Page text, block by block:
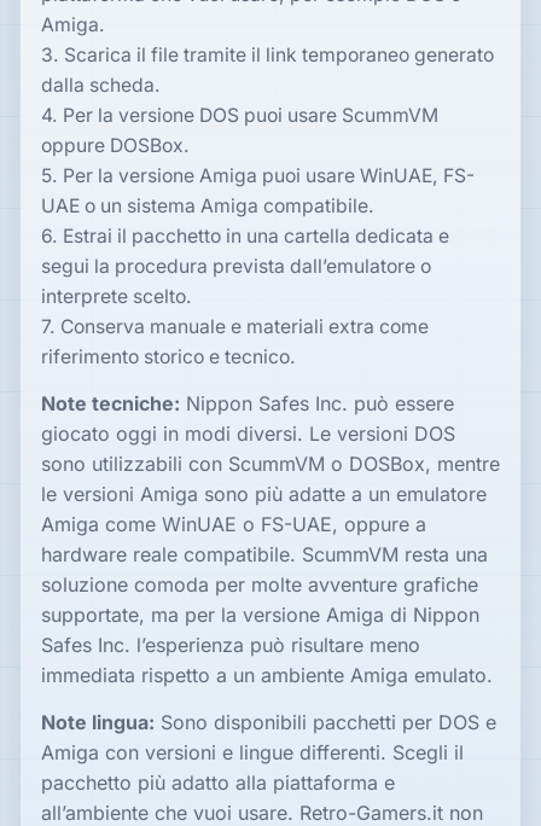
Amiga.
3. Scarica il file tramite il link temporaneo generato
dalla scheda.
4. Per la versione DOS puoi usare ScummVM
oppure DOSBox.
5. Per la versione Amiga puoi usare WinUAE, FS-
UAE o un sistema Amiga compatibile.
6. Estrai il pacchetto in una cartella dedicata e
segui la procedura prevista dall’emulatore o
interprete scelto.
7. Conserva manuale e materiali extra come
riferimento storico e tecnico.
Note tecniche: Nippon Safes Inc. può essere
giocato oggi in modi diversi. Le versioni DOS
sono utilizzabili con ScummVM o DOSBox, mentre
le versioni Amiga sono più adatte a un emulatore
Amiga come WinUAE o FS-UAE, oppure a
hardware reale compatibile. ScummVM resta una
soluzione comoda per molte avventure grafiche
supportate, ma per la versione Amiga di Nippon
Safes Inc. l’esperienza può risultare meno
immediata rispetto a un ambiente Amiga emulato.
Note lingua: Sono disponibili pacchetti per DOS e
Amiga con versioni e lingue differenti. Scegli il
pacchetto più adatto alla piattaforma e
all’ambiente che vuoi usare. Retro-Gamers.it non